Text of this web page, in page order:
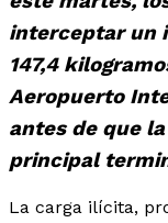
interceptar un
147,4
Aeropuerto
antes de que
principal
La carga ilícita,